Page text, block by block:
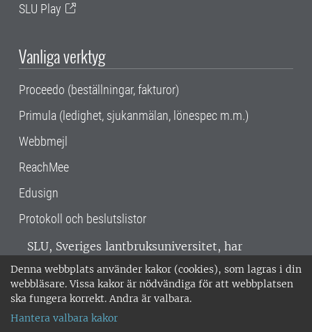
Denna webbplats använder kakor (cookies), som lagras i din
webbläsare. Vissa kakor är nödvändiga för att webbplatsen
ska fungera korrekt. Andra är valbara.
Hantera valbara kakor
SLU Play
Vanliga verktyg
Proceedo (beställningar, fakturor)
Primula (ledighet, sjukanmälan, lönespec m.m.)
Webbmejl
ReachMee
Edusign
Protokoll och beslutslistor
SLU, Sveriges lantbruksuniversitet, har
verksamhet över hela Sverige. Huvudorter är
Alnarp, Uppsala och Umeå.SLU är
miljöcertifierat enligt ISO 14001. •
018-67 10 00 • Org nr: 202100-2817 •